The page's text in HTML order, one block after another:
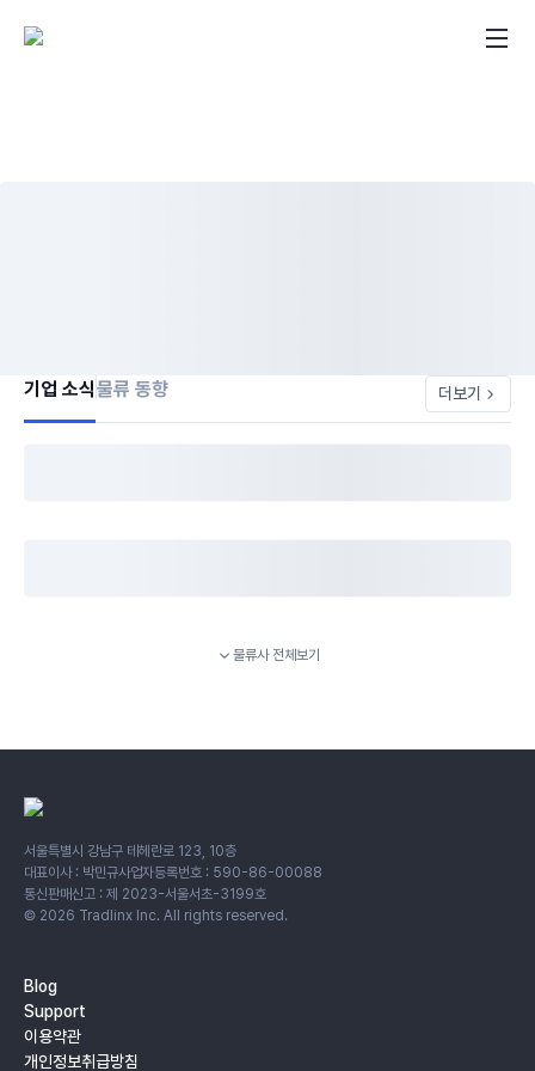
기업 소식물류 동향 더보기
물류사 전체보기
서울특별시 강남구 테헤란로 123, 10층
대표이사 : 박민규사업자등록번호 : 590-86-00088
통신판매신고 : 제 2023-서울서초-3199호
© 2026 Tradlinx Inc. All rights reserved.
Blog
Support
이용약관
개인정보취급방침